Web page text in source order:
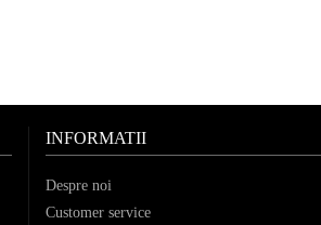
INFORMATII
Despre noi
Customer service